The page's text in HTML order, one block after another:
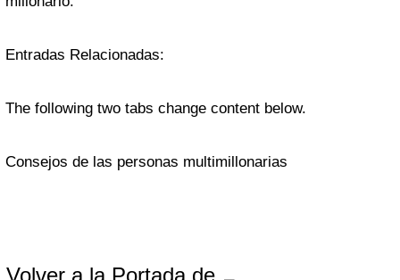
Entradas Relacionadas:
The following two tabs change content below.
Consejos de las personas multimillonarias
Volver a la Portada de